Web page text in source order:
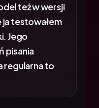
też w wersji
ja testowałem
Jego
pisania
regularna to